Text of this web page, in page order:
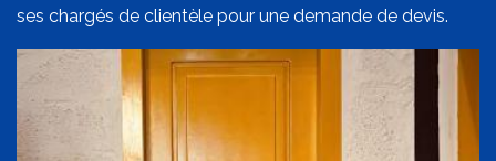
ses chargés de clientèle pour une demande de devis.